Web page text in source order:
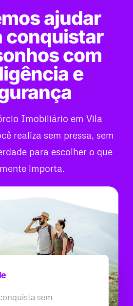
ajudar
conquistar
com
e
Imobiliário em Vila
realiza sem pressa, sem
para escolher o que
importa.
sem